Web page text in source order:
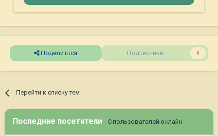
Поделиться Подписчики 0
Перейти к списку тем
Последние посетители 0 пользователей онлайн